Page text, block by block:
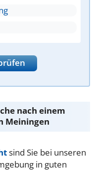
nach einem
Meiningen
sind Sie bei unseren
in guten